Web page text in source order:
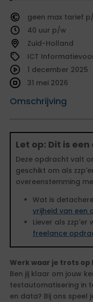
geen
tarief
40
Zuid-Holland
ICT
Omschrijving
1 december 2025
31 mei 2026
Let op: Dit is
Deze opdracht valt
geschikt om als
overeenstemming
Wat is
vrijheid van een
Liever als zzp'er
freelance
Werk waar je trots op
Ben jij klaar om jouw
testautomatisering in
en data? Bij ons speel